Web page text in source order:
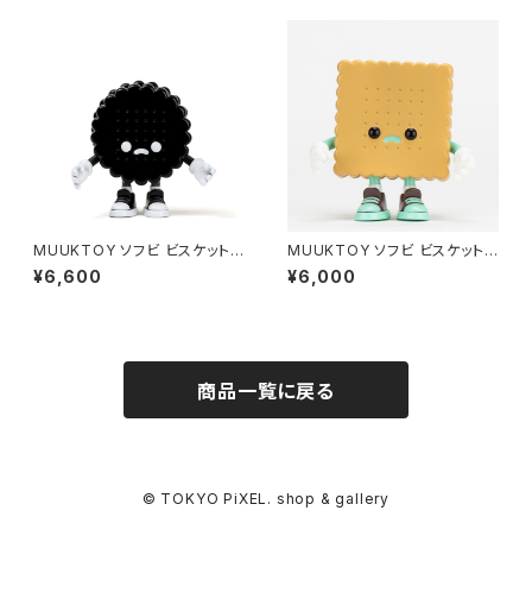
MUUKTOY ソフビ ビスケット
ブラックサークル
¥6,600
MUUKTOY ソフビ ビスケット
スクエア A ノーマル
¥6,000
商品一覧に戻る
© TOKYO PiXEL. shop & gallery